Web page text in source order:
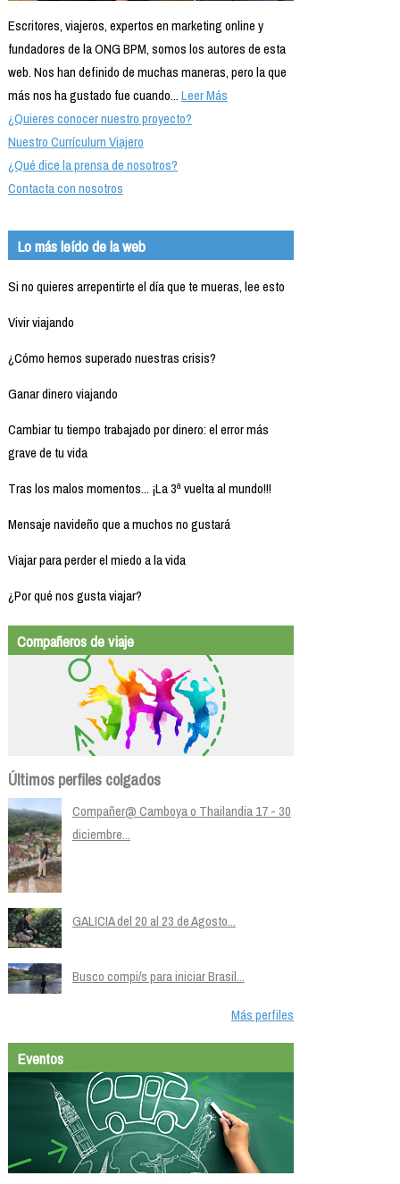
Escritores, viajeros, expertos en marketing online y
fundadores de la ONG BPM, somos los autores de esta
web. Nos han definido de muchas maneras, pero la que
más nos ha gustado fue cuando...Leer Más
¿Quieres conocer nuestro proyecto?
Nuestro Currículum Viajero
¿Qué dice la prensa de nosotros?
Contacta con nosotros
Lo más leído de la web
Si no quieres arrepentirte el día que te mueras, lee esto
Vivir viajando
¿Cómo hemos superado nuestras crisis?
Ganar dinero viajando
Cambiar tu tiempo trabajado por dinero: el error más
grave de tu vida
Tras los malos momentos... ¡La 3ª vuelta al mundo!!!
Mensaje navideño que a muchos no gustará
Viajar para perder el miedo a la vida
¿Por qué nos gusta viajar?
Compañeros de viaje
Últimos perfiles colgados
Compañer@ Camboya o Thailandia 17 - 30
diciembre...
GALICIA del 20 al 23 de Agosto...
Busco compi/s para iniciar Brasil...
Más perfiles
Eventos